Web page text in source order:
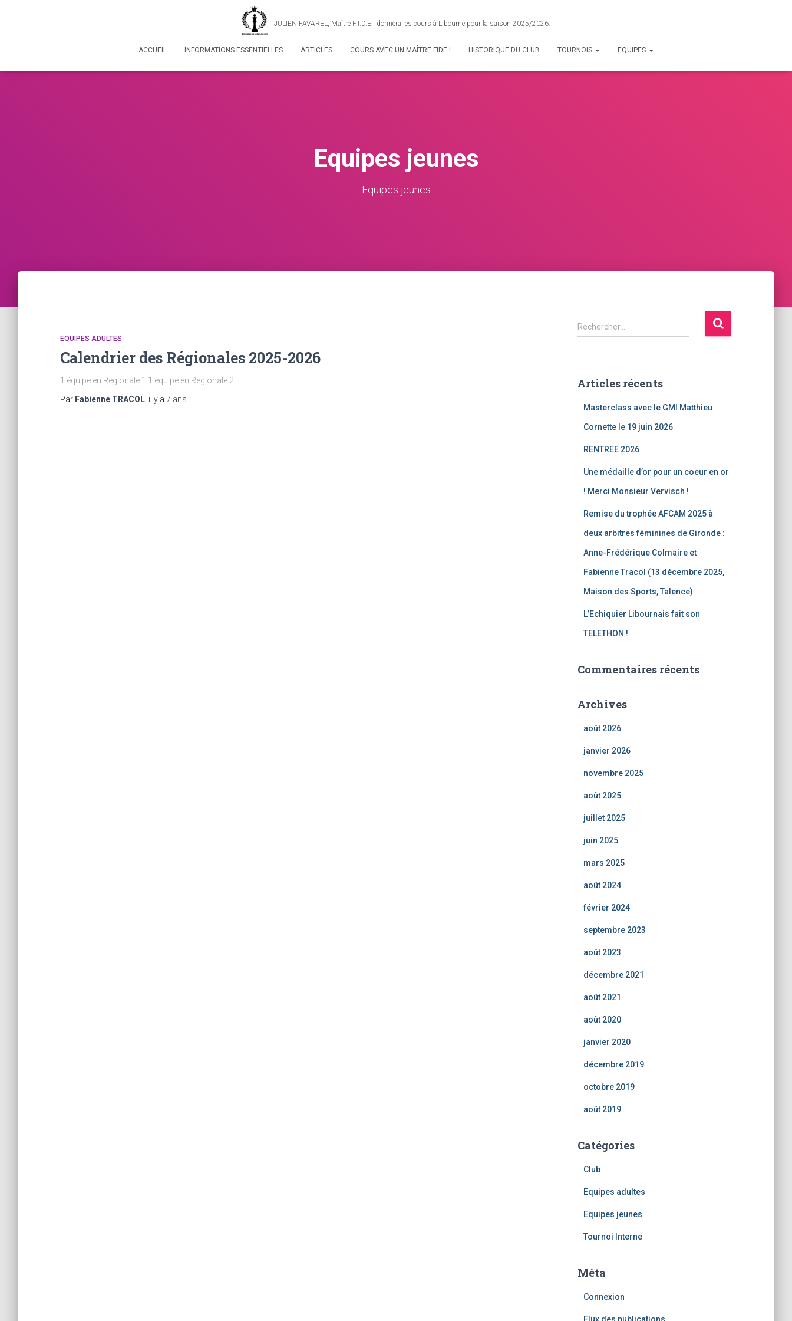
JULIEN FAVAREL, Maître F.I.D.E., donnera les cours à Libourne pour la saison 2025/2026.
ACCUEIL INFORMATIONS ESSENTIELLES ARTICLES COURS AVEC UN MAÎTRE FIDE ! HISTORIQUE DU CLUB TOURNOIS EQUIPES
Equipes jeunes
Equipes jeunes
EQUIPES ADULTES
Calendrier des Régionales 2025-2026
1 équipe en Régionale 1 1 équipe en Régionale 2
Par Fabienne TRACOL , il y a 7 ans
Rechercher…
Articles récents
Masterclass avec le GMI Matthieu
Cornette le 19 juin 2026
RENTREE 2026
Une médaille d’or pour un coeur en or
! Merci Monsieur Vervisch !
Remise du trophée AFCAM 2025 à
deux arbitres féminines de Gironde :
Anne-Frédérique Colmaire et
Fabienne Tracol (13 décembre 2025,
Maison des Sports, Talence)
L’Echiquier Libournais fait son
TELETHON !
Commentaires récents
Archives
août 2026
janvier 2026
novembre 2025
août 2025
juillet 2025
juin 2025
mars 2025
août 2024
février 2024
septembre 2023
août 2023
décembre 2021
août 2021
août 2020
janvier 2020
décembre 2019
octobre 2019
août 2019
Catégories
Club
Equipes adultes
Equipes jeunes
Tournoi Interne
Méta
Connexion